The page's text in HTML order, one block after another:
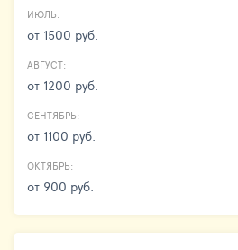
ИЮЛЬ:
от 1500 руб.
АВГУСТ:
от 1200 руб.
СЕНТЯБРЬ:
от 1100 руб.
ОКТЯБРЬ:
от 900 руб.